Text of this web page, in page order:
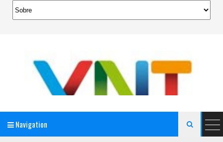
Navigation 